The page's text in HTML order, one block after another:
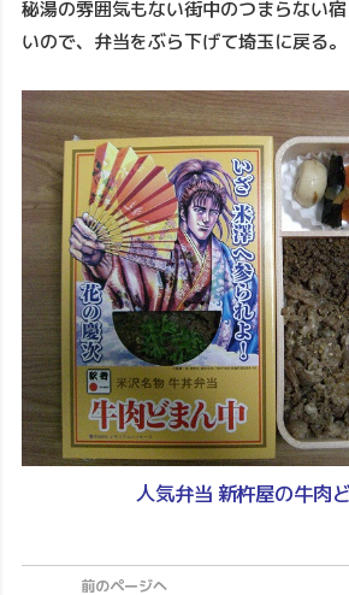
秘湯の雰囲気もない街中のつまらない
いので、弁当をぶら下げて埼玉に戻る。
人気弁当 新杵屋の牛肉